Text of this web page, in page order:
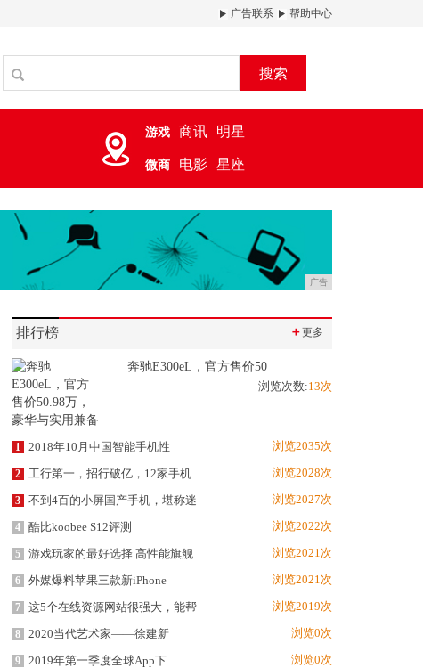
广告联系 帮助中心
搜索
游戏 商讯 明星
微商 电影 星座
广告
排行榜 ＋更多
奔驰E300eL，官方售价50
浏览次数:13次
1 2018年10月中国智能手机性 浏览2035次
2 工行第一，招行破亿，12家手机 浏览2028次
3 不到4百的小屏国产手机，堪称迷 浏览2027次
4 酷比koobee S12评测 浏览2022次
5 游戏玩家的最好选择 高性能旗舰 浏览2021次
6 外媒爆料苹果三款新iPhone 浏览2021次
7 这5个在线资源网站很强大，能帮 浏览2019次
8 2020当代艺术家——徐建新 浏览0次
9 2019年第一季度全球App下 浏览0次